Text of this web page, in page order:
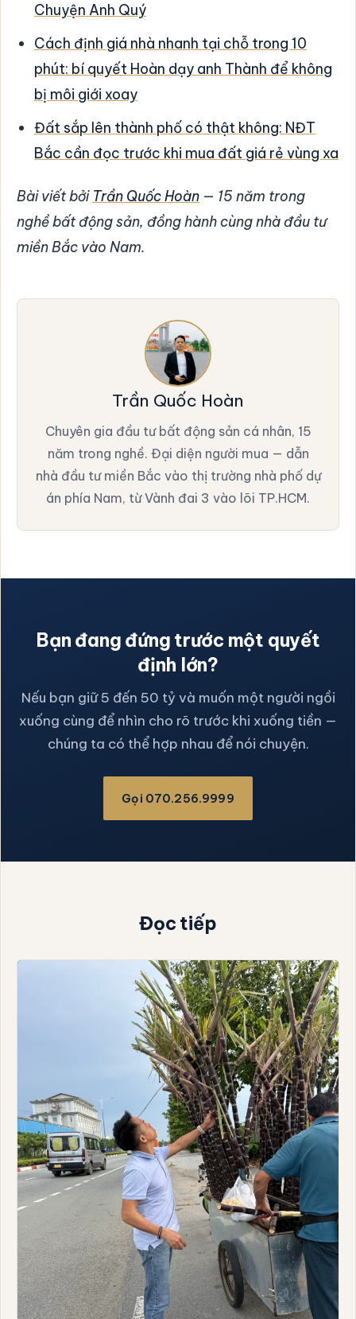
Chuyện Anh Quý
Cách định giá nhà nhanh tại chỗ trong 10
phút: bí quyết Hoàn dạy anh Thành để không
bị môi giới xoay
Đất sắp lên thành phố có thật không: NĐT
Bắc cần đọc trước khi mua đất giá rẻ vùng xa
Bài viết bởi Trần Quốc Hoàn — 15 năm trong
nghề bất động sản, đồng hành cùng nhà đầu tư
miền Bắc vào Nam.
Trần Quốc Hoàn
Chuyên gia đầu tư bất động sản cá nhân, 15
năm trong nghề. Đại diện người mua — dẫn
nhà đầu tư miền Bắc vào thị trường nhà phố dự
án phía Nam, từ Vành đai 3 vào lõi TP.HCM.
Bạn đang đứng trước một quyết
định lớn?
Nếu bạn giữ 5 đến 50 tỷ và muốn một người ngồi
xuống cùng để nhìn cho rõ trước khi xuống tiền —
chúng ta có thể hợp nhau để nói chuyện.
Gọi 070.256.9999
Đọc tiếp